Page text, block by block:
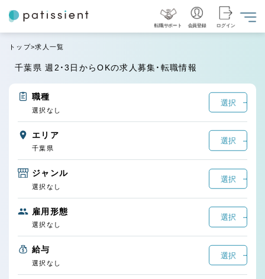
転職サポート 会員登録 ログイン
トップ 求人一覧
千葉県 週2・3日からOKの求人募集・転職情報
職種
選択
選択なし
エリア
選択
千葉県
ジャンル
選択
選択なし
雇用形態
選択
選択なし
給与
選択
選択なし